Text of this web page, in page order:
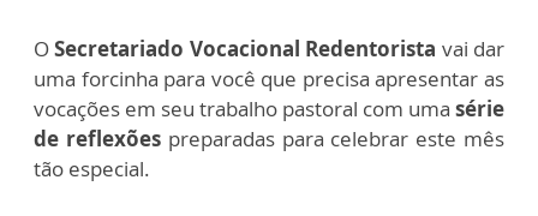
OSecretariado Vocacional Redentorista vai dar
uma forcinha para você que precisa apresentar as
vocações em seu trabalho pastoral com uma série
de reflexõespreparadas para celebrar este mês
tão especial.